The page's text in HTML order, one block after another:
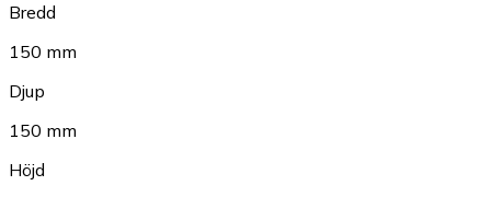
Bredd
150 mm
Djup
150 mm
Höjd